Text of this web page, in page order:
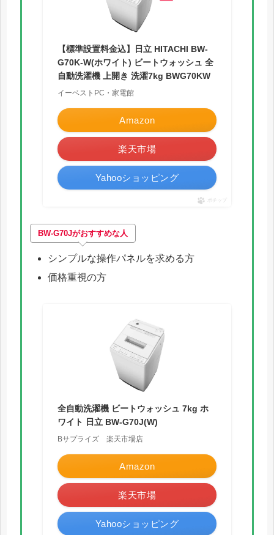
【標準設置料金込】日立 HITACHI BW-
G70K-W(ホワイト) ビートウォッシュ 全
自動洗濯機 上開き 洗濯7kg BWG70KW
イーベストPC・家電館
Amazon
楽天市場
Yahooショッピング
ポチップ
BW-G70Jがおすすめな人
シンプルな操作パネルを求める方
価格重視の方
全自動洗濯機 ビートウォッシュ 7kg ホ
ワイト 日立 BW-G70J(W)
Bサプライズ 楽天市場店
Amazon
楽天市場
Yahooショッピング